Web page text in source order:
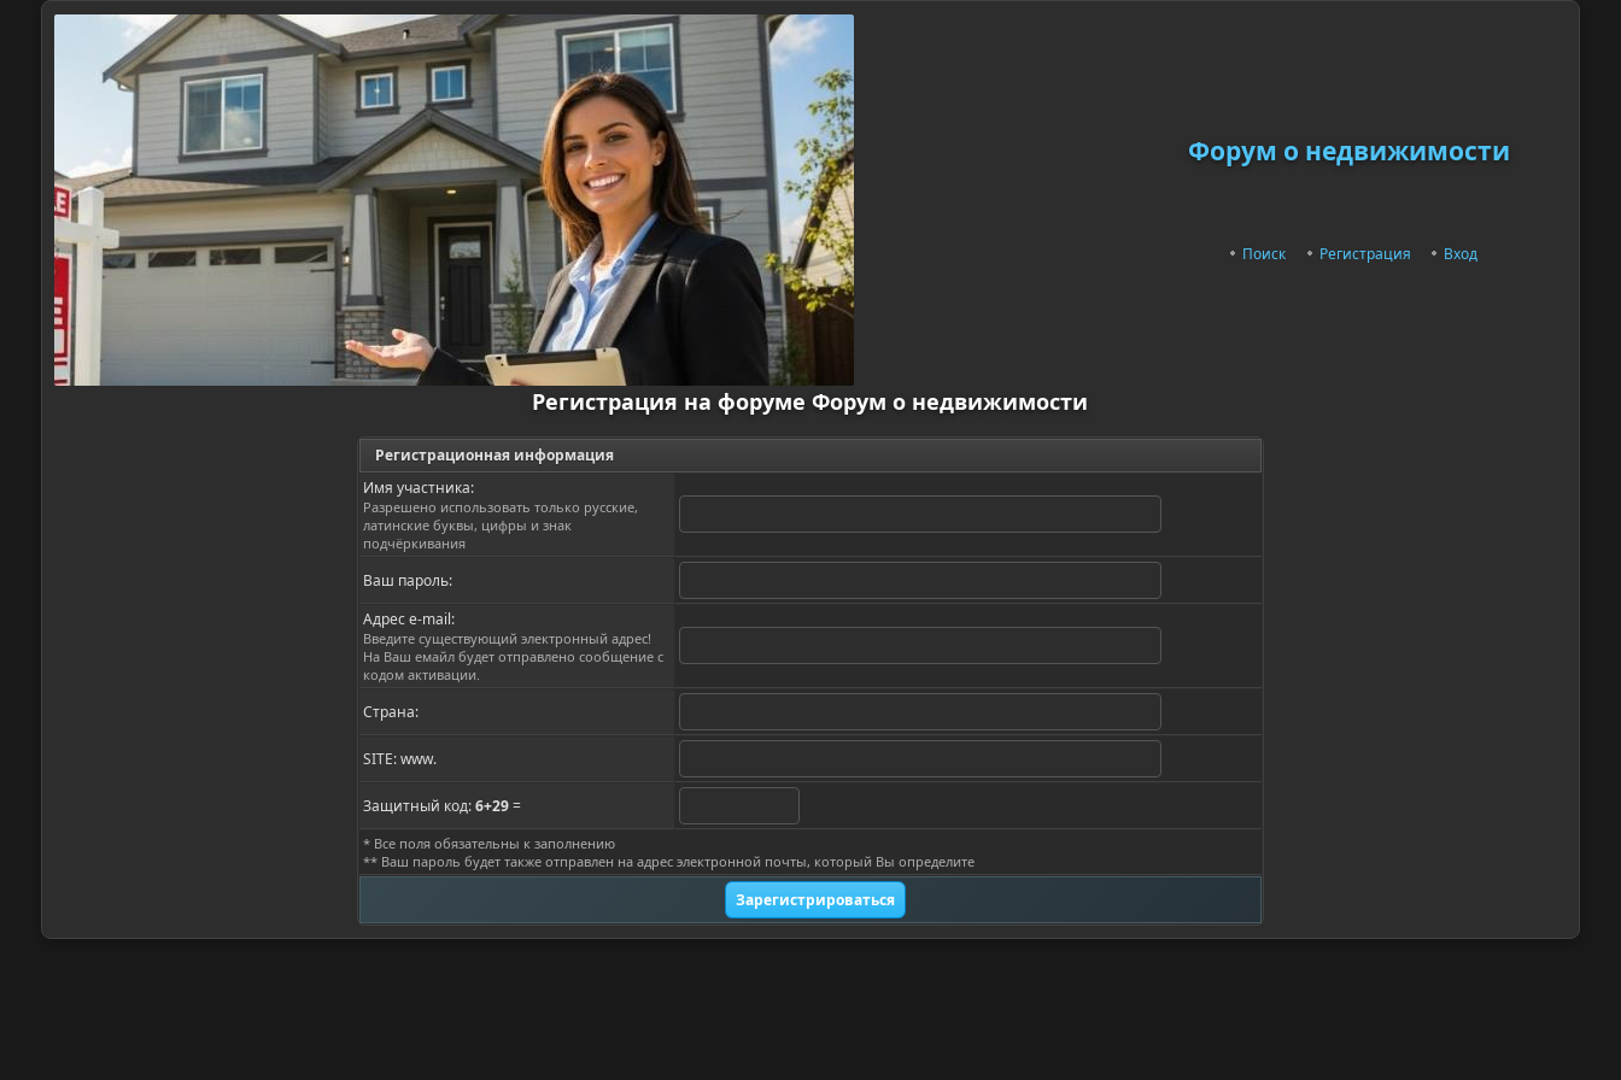
Форум о недвижимости
Поиск Регистрация Вход
Регистрация на форуме Форум о недвижимости
Регистрационная информация
Имя участника:
Разрешено использовать только русские,
латинские буквы, цифры и знак
подчёркивания
Ваш пароль:
Адрес e-mail:
Введите существующий электронный адрес!
На Ваш емайл будет отправлено сообщение с
кодом активации.
Страна:
SITE: www.
Защитный код:6+29=
* Все поля обязательны к заполнению
** Ваш пароль будет также отправлен на адрес электронной почты, который Вы определите